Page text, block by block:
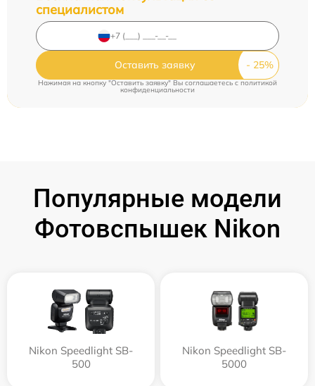
специалистом
Оставить заявку
Нажимая на кнопку "Оставить заявку" Вы соглашаетесь cполитикой
конфиденциальности
Популярные модели
Фотовспышек Nikon
Nikon Speedlight SB-
500
Nikon Speedlight SB-
5000